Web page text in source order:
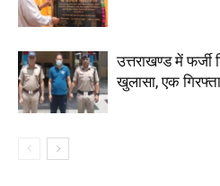
उत्तराखण्ड में
खुलासा, एक